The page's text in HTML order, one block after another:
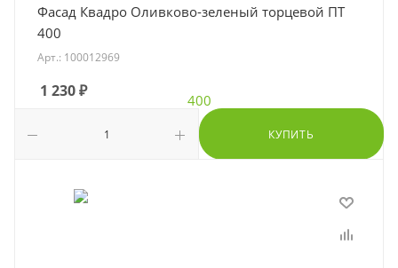
Фасад Квадро Оливково-зеленый торцевой ПТ
400
Арт.: 100012969
1 230₽
КУПИТЬ